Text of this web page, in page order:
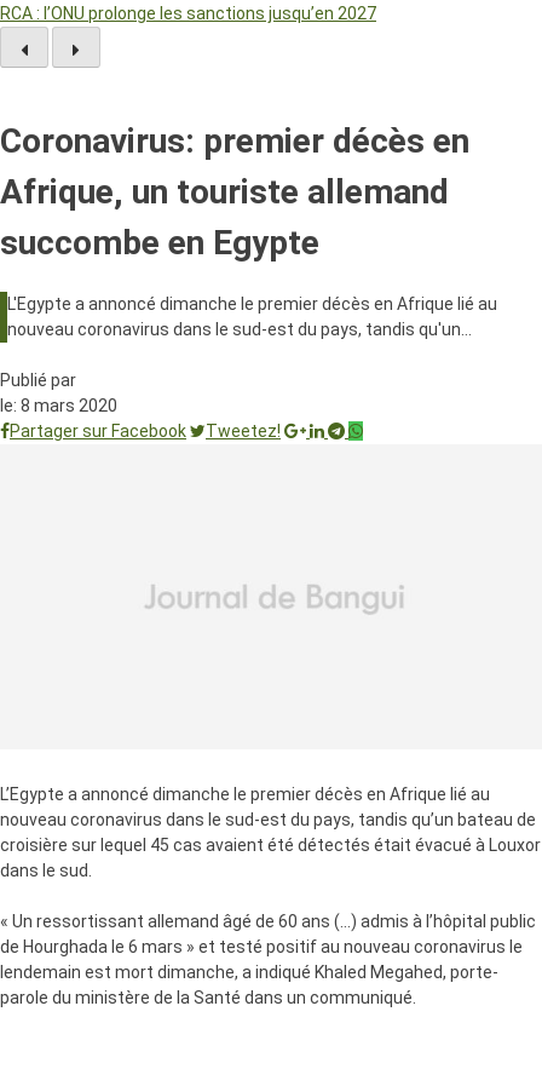
RCA : l’ONU prolonge les sanctions jusqu’en 2027
Coronavirus: premier décès en
Afrique, un touriste allemand
succombe en Egypte
L'Egypte a annoncé dimanche le premier décès en Afrique lié au
nouveau coronavirus dans le sud-est du pays, tandis qu'un…
Publié par
le: 8 mars 2020
Partager sur Facebook
Tweetez!
L’Egypte a annoncé dimanche le premier décès en Afrique lié au
nouveau coronavirus dans le sud-est du pays, tandis qu’un bateau de
croisière sur lequel 45 cas avaient été détectés était évacué à Louxor
dans le sud.
« Un ressortissant allemand âgé de 60 ans (…) admis à l’hôpital public
de Hourghada le 6 mars » et testé positif au nouveau coronavirus le
lendemain est mort dimanche, a indiqué Khaled Megahed, porte-
parole du ministère de la Santé dans un communiqué.